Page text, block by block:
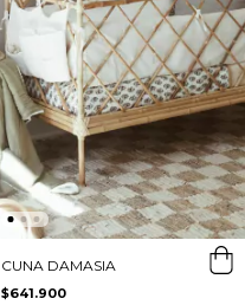
CUNA DAMASIA
$641.900